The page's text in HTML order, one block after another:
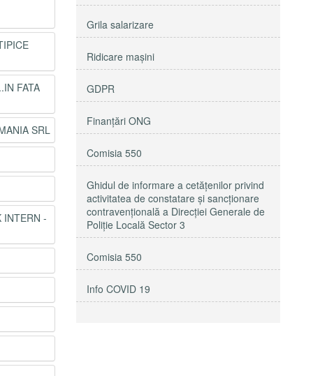
FATA
SRL
INTERN -
Grila salarizare
Ridicare maşini
GDPR
Finanțări ONG
Comisia 550
Ghidul de informare a cetățenilor privind
activitatea de constatare și sancționare
contravențională a Direcției Generale de
Poliție Locală Sector 3
Comisia 550
Info COVID 19